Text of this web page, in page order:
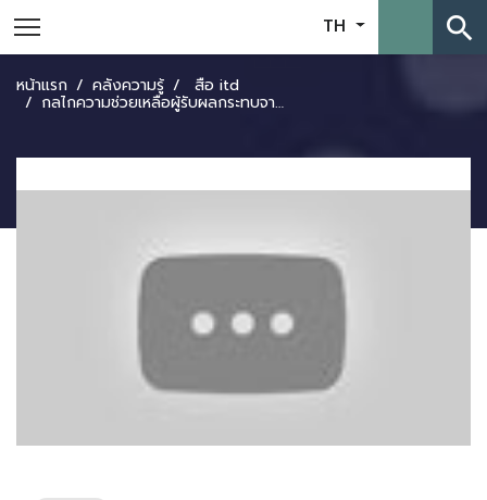
TH search
หน้าแรก คลังความรู้ สื่อ itd
กลไกความช่วยเหลือผู้รับผลกระทบจาก FTA